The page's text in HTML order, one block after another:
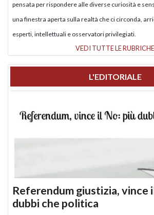
pensata per rispondere alle diverse curiosità e
una finestra aperta sulla realtà che ci circonda,
esperti, intellettuali e osservatori privilegiati.
VEDI TUTTE LE RUBRICHE
L'EDITORIALE
Referendum giustizia, vince
dubbi che politica